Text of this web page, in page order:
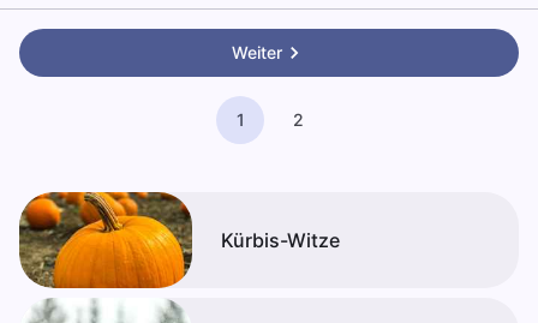
Weiter
1 2
Kürbis-Witze